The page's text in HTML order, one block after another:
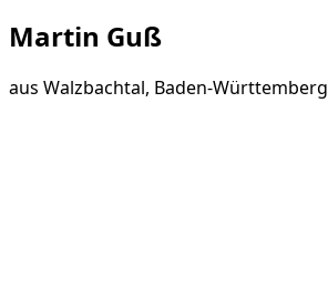
Martin Guß
aus Walzbachtal, Baden-Württemberg